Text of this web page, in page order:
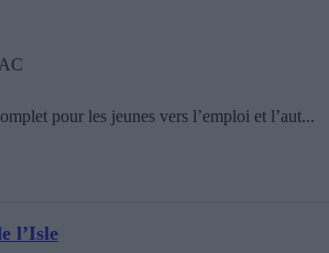
pour les jeunes vers l’emploi et l’aut...
l’Isle